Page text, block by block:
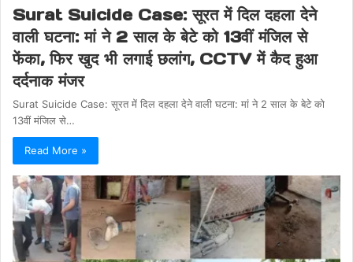
Surat Suicide Case: सूरत में दिल दहला देने
वाली घटना: मां ने 2 साल के बेटे को 13वीं मंजिल से
फेंका, फिर खुद भी लगाई छलांग, CCTV में कैद हुआ
दर्दनाक मंजर
Surat Suicide Case: सूरत में दिल दहला देने वाली घटना: मां ने 2 साल के बेटे को
13वीं मंजिल से…
Read More »